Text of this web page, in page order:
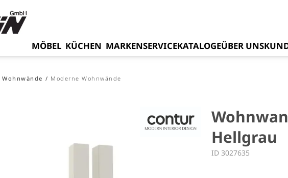
MÖBEL KÜCHEN MARKENSERVICEKATALOGEÜBER UNS
Wohnwände Moderne Wohnwände
Hellgrau
ID 3027635